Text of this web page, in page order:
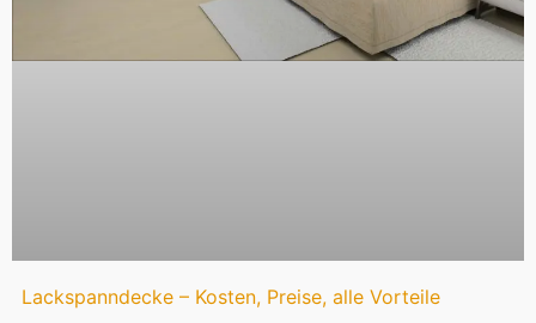
Lackspanndecke – Kosten, Preise, alle Vorteile